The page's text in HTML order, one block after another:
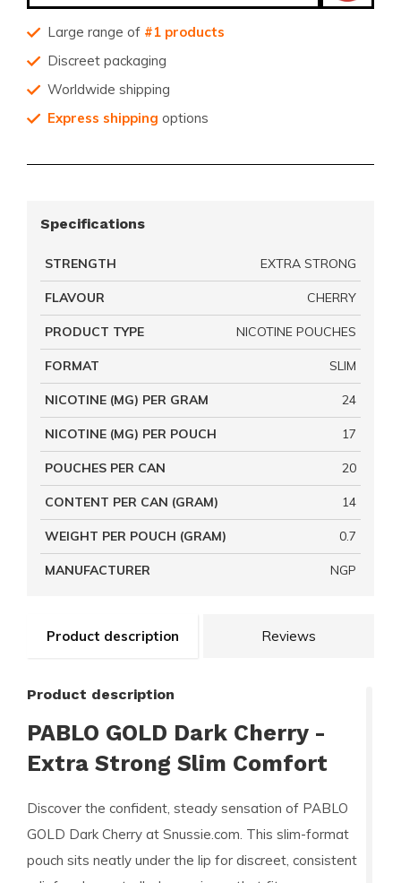
Large range of #1 products
Discreet packaging
Worldwide shipping
Express shipping options
Product description Reviews
Product description
PABLO GOLD Dark Cherry -
Extra Strong Slim Comfort
Discover the confident, steady sensation of PABLO
GOLD Dark Cherry at Snussie.com. This slim-format
pouch sits neatly under the lip for discreet, consistent
Specifications
STRENGTH EXTRA STRONG
FLAVOUR CHERRY
PRODUCT TYPE NICOTINE POUCHES
FORMAT SLIM
NICOTINE (MG) PER GRAM 24
NICOTINE (MG) PER POUCH 17
POUCHES PER CAN 20
CONTENT PER CAN (GRAM) 14
WEIGHT PER POUCH (GRAM) 0.7
MANUFACTURER NGP